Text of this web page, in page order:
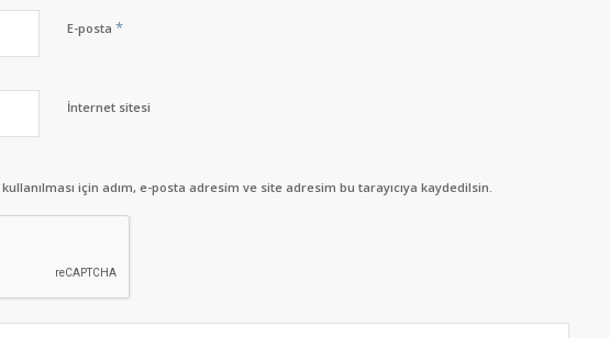
E-posta *
İnternet sitesi
için adım, e-posta adresim ve site adresim bu tarayıcıya kaydedilsin.